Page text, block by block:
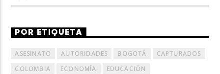
POR ETIQUETA
ASESINATO AUTORIDADES BOGOTÁ
CAPTURADOS
COLOMBIA
ECONOMÍA
EDUCACIÓN